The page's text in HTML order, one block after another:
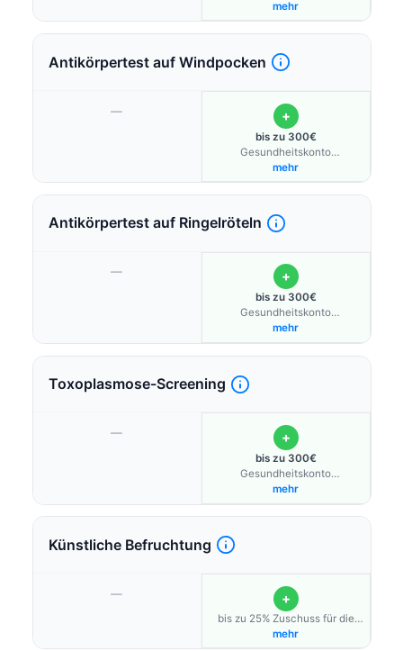
Schwangere
mehr
Antikörpertest auf Windpocken
— +
bis zu 300€
Gesundheitskonto
Schwangere
mehr
Antikörpertest auf Ringelröteln
— +
bis zu 300€
Gesundheitskonto
Schwangere
mehr
Toxoplasmose-Screening
— +
bis zu 300€
Gesundheitskonto
Schwangere
mehr
Künstliche Befruchtung
— +
bis zu 25% Zuschuss für die
ersten 3 Versuche
mehr